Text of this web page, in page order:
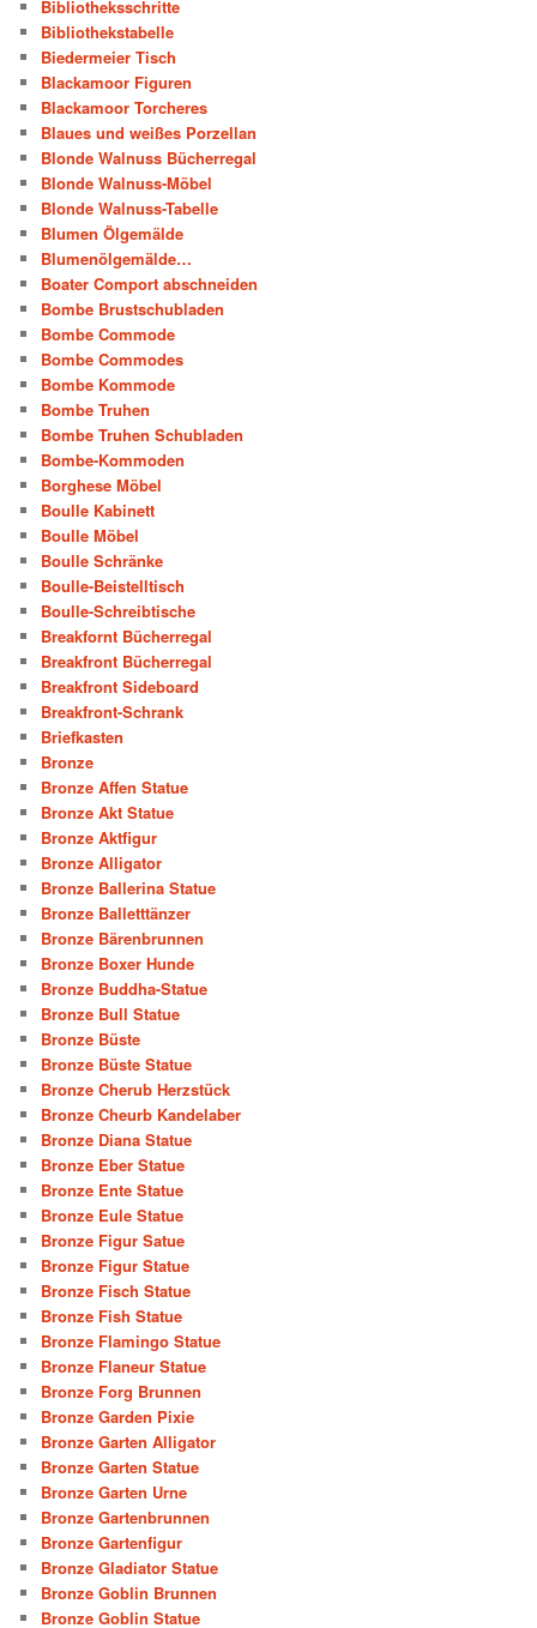
Bibliotheksschritte
Bibliothekstabelle
Biedermeier Tisch
Blackamoor Figuren
Blackamoor Torcheres
Blaues und weißes Porzellan
Blonde Walnuss Bücherregal
Blonde Walnuss-Möbel
Blonde Walnuss-Tabelle
Blumen Ölgemälde
Blumenölgemälde…
Boater Comport abschneiden
Bombe Brustschubladen
Bombe Commode
Bombe Commodes
Bombe Kommode
Bombe Truhen
Bombe Truhen Schubladen
Bombe-Kommoden
Borghese Möbel
Boulle Kabinett
Boulle Möbel
Boulle Schränke
Boulle-Beistelltisch
Boulle-Schreibtische
Breakfornt Bücherregal
Breakfront Bücherregal
Breakfront Sideboard
Breakfront-Schrank
Briefkasten
Bronze
Bronze Affen Statue
Bronze Akt Statue
Bronze Aktfigur
Bronze Alligator
Bronze Ballerina Statue
Bronze Balletttänzer
Bronze Bärenbrunnen
Bronze Boxer Hunde
Bronze Buddha-Statue
Bronze Bull Statue
Bronze Büste
Bronze Büste Statue
Bronze Cherub Herzstück
Bronze Cheurb Kandelaber
Bronze Diana Statue
Bronze Eber Statue
Bronze Ente Statue
Bronze Eule Statue
Bronze Figur Satue
Bronze Figur Statue
Bronze Fisch Statue
Bronze Fish Statue
Bronze Flamingo Statue
Bronze Flaneur Statue
Bronze Forg Brunnen
Bronze Garden Pixie
Bronze Garten Alligator
Bronze Garten Statue
Bronze Garten Urne
Bronze Gartenbrunnen
Bronze Gartenfigur
Bronze Gladiator Statue
Bronze Goblin Brunnen
Bronze Goblin Statue